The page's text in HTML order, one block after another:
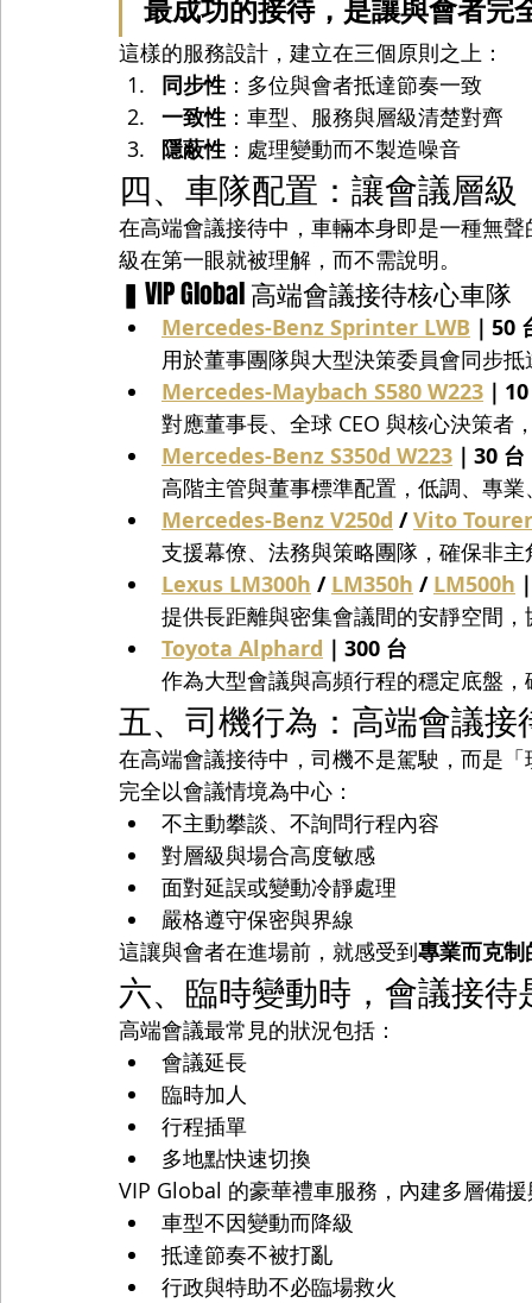
最成功的接待，是讓與會者完
這樣的服務設計，建立在三個原則之上：
同步性 ：多位與會者抵達節奏一致
一致性 ：車型、服務與層級清楚對齊
隱蔽性 ：處理變動而不製造噪音
四、車隊配置：讓會議層
在高端會議接待中，車輛本身即是一種無
級在第一眼就被理解，而不需說明。
▍VIP Global 高端會議接待核心車隊
Mercedes-Benz Sprinter LWB ｜50
用於董事團隊與大型決策委員會同步
Mercedes-Maybach S580 W223 ｜
對應董事長、全球 CEO 與核心決策者
Mercedes-Benz S350d W223 ｜30 台
高階主管與董事標準配置，低調、專
Mercedes-Benz V250d / Vito
支援幕僚、法務與策略團隊，確保非
Lexus LM300h / LM350h / LM500h
提供長距離與密集會議間的安靜空間
Toyota Alphard ｜300 台
作為大型會議與高頻行程的穩定底盤
五、司機行為：高端會議
在高端會議接待中，司機不是駕駛，而是
完全以會議情境為中心：
不主動攀談、不詢問行程內容
對層級與場合高度敏感
面對延誤或變動冷靜處理
嚴格遵守保密與界線
這讓與會者在進場前，就感受到專業而克制
六、臨時變動時，會議接
高端會議最常見的狀況包括：
會議延長
臨時加人
行程插單
多地點快速切換
VIP Global 的豪華禮車服務，內建多層備
車型不因變動而降級
抵達節奏不被打亂
行政與特助不必臨場救火